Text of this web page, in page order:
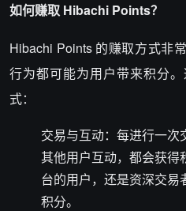
如何赚取 Hibachi Points？
Hibachi Points 的赚取方式非
行为都可能为用户带来积分
式：
交易与互动：每进行一
其他用户互动，都会获得
台的用户，还是资深交
积分。